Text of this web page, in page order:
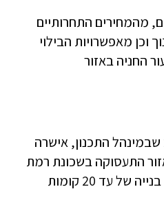
מהמחירים התחרותיים
וכן מאפשרויות הבילוי
החניה באזור
התכנון, אישרה
התעסוקה בשכונת רמת
החייל, המאפשרת תוספת בנייה של עד 20 קומות